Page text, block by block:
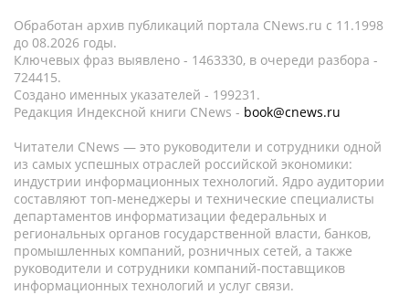
Обработан архив публикаций портала CNews.ru c 11.1998
до 08.2026 годы.
Ключевых фраз выявлено - 1463330, в очереди разбора -
724415.
Создано именных указателей - 199231.
Редакция Индексной книги CNews - book@cnews.ru
Читатели CNews — это руководители и сотрудники одной
из самых успешных отраслей российской экономики:
индустрии информационных технологий. Ядро аудитории
составляют топ-менеджеры и технические специалисты
департаментов информатизации федеральных и
региональных органов государственной власти, банков,
промышленных компаний, розничных сетей, а также
руководители и сотрудники компаний-поставщиков
информационных технологий и услуг связи.